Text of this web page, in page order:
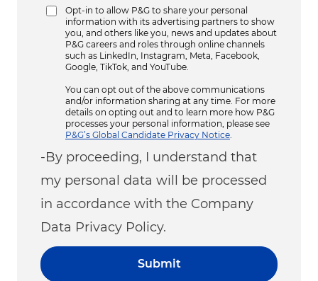
Opt-in to allow P&G to share your personal
information with its advertising partners to show
you, and others like you, news and updates about
P&G careers and roles through online channels
such as LinkedIn, Instagram, Meta, Facebook,
Google, TikTok, and YouTube.
You can opt out of the above communications
and/or information sharing at any time. For more
details on opting out and to learn more how P&G
processes your personal information, please see
P&G’s Global Candidate Privacy Notice
-By proceeding, I understand that
my personal data will be processed
in accordance with the Company
Data Privacy Policy.
Submit